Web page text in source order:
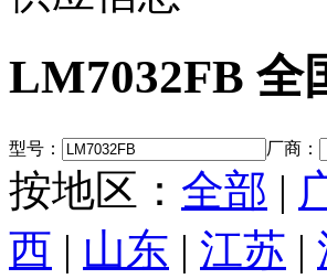
LM7032FB 全
型号： 厂商：
按地区： 全部 |
西 | 山东 | 江苏 |